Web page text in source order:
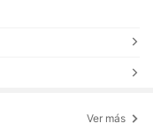
Ver más